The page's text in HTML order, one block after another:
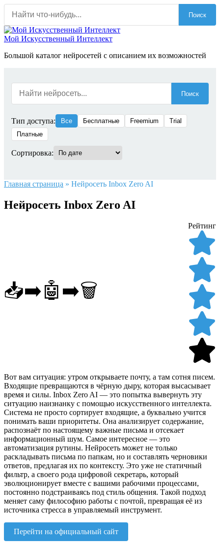
Перейти
содержанию
Поиск
Мой Искусственный Интеллект
Большой каталог нейросетей с описанием их возможностей
Поиск
Тип доступа: Все Бесплатные Freemium
Trial
Платные
Сортировка:
Главная страница » Нейросеть Inbox Zero AI
Нейросеть Inbox Zero AI
📥➡️🤖➡️🗑️
Рейтинг
Вот вам ситуация: утром открываете почту, а там сотня писем.
Входящие превращаются в чёрную дыру, которая высасывает
время и силы. Inbox Zero AI — это попытка вывернуть эту
ситуацию наизнанку с помощью искусственного интеллекта.
Система не просто сортирует входящие, а буквально учится
понимать ваши приоритеты. Она анализирует содержание,
распознаёт по настоящему важные письма и отсекает
информационный шум. Самое интересное — это
автоматизация рутины. Нейросеть может не только
раскладывать письма по папкам, но и составлять черновики
ответов, предлагая их по контексту. Это уже не статичный
фильтр, а своего рода цифровой секретарь, который
эволюционирует вместе с вашими рабочими процессами,
постоянно подстраиваясь под стиль общения. Такой подход
меняет саму философию работы с почтой, превращая её из
источника стресса в управляемый инструмент.
Перейти на официальный сайт